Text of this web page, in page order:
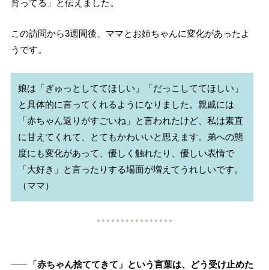
育ってる」と伝えました。
この訪問から3週間後、ママとお姉ちゃんに変化があったよ
うです。
娘は「ぎゅっとしててほしい」「だっこしててほしい」
と具体的に言ってくれるようになりました。親戚には
「赤ちゃん返りがすごいね」と言われたけど、私は素直
に甘えてくれて、とてもかわいいと思えます。弟への態
度にも変化があって、優しく触れたり、優しい表情で
「大好き」と言ったりする場面が増えてうれしいです。
――「赤ちゃん捨ててきて」という言葉は、どう受け止めた